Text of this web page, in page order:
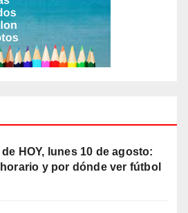
HOY, lunes 10 de agosto:
y por dónde ver fútbol